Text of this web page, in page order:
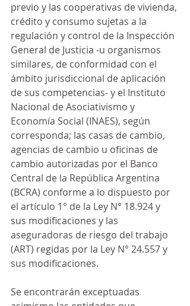
previo y las cooperativas de vivienda,
crédito y consumo sujetas a la
regulación y control de la Inspección
General de Justicia -u organismos
similares, de conformidad con el
ámbito jurisdiccional de aplicación
de sus competencias- y el Instituto
Nacional de Asociativismo y
Economía Social (INAES), según
corresponda; las casas de cambio,
agencias de cambio u oficinas de
cambio autorizadas por el Banco
Central de la República Argentina
(BCRA) conforme a lo dispuesto por
el artículo 1° de la Ley N° 18.924 y
sus modificaciones y las
aseguradoras de riesgo del trabajo
(ART) regidas por la Ley N° 24.557 y
sus modificaciones.
Se encontrarán exceptuadas